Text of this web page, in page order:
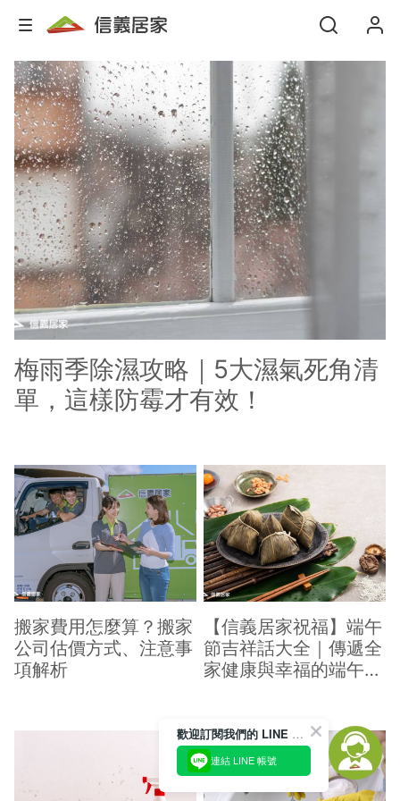
梅雨季除濕攻略｜5大濕氣死角清
單，這樣防霉才有效！
搬家費用怎麼算？搬家
公司估價方式、注意事
項解析
【信義居家祝福】端午
節吉祥話大全｜傳遞全
家健康與幸福的端午祝
歡迎訂閱我們的 LINE 官方帳號
連結 LINE 帳號